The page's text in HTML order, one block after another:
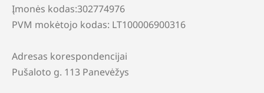
Įmonės kodas:302774976
PVM mokėtojo kodas: LT100006900316
Adresas korespondencijai
Pušaloto g. 113 Panevėžys